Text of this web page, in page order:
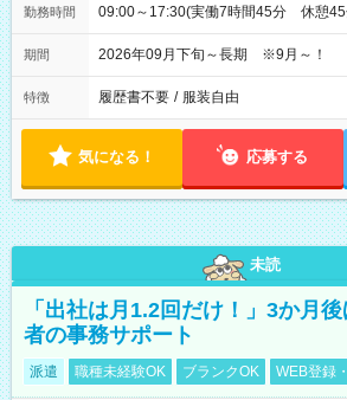
勤務時間 09:00～17:30(実働7時間45分 休憩
期間 2026年09月下旬～長期 ※9月～！
特徴 履歴書不要 / 服装自由
気になる！ 応募する
未読
「出社は月1.2回だけ！」3か月
者の事務サポート
派遣 職種未経験OK ブランクOK WEB登録